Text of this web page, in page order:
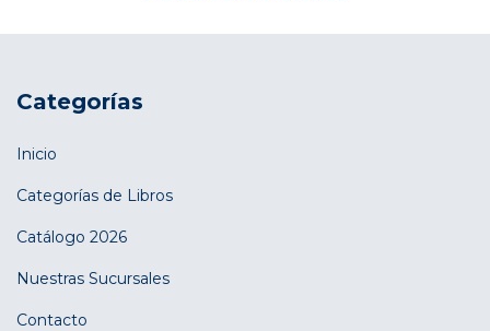
Categorías
Inicio
Categorías de Libros
Catálogo 2026
Nuestras Sucursales
Contacto